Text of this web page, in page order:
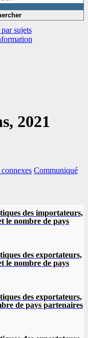
sujets
2021
Communiqué
des importateurs,
le nombre de pays
des exportateurs,
le nombre de pays
des exportateurs,
de pays partenaires